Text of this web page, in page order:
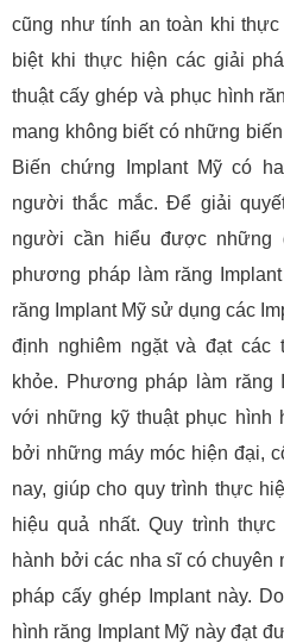
cũng như tính an toàn khi
biệt khi thực hiện các giải
thuật cấy ghép và phục hình
mang không biết có những
Biến chứng Implant Mỹ có
người thắc mắc. Để giải
người cần hiểu được những
phương pháp làm răng
răng Implant Mỹ sử dụng các
định nghiêm ngặt và đạt các
khỏe. Phương pháp làm
với những kỹ thuật phục hình
bởi những máy móc hiện đại,
nay, giúp cho quy trình thực
hiệu quả nhất. Quy trình
hành bởi các nha sĩ có
pháp cấy ghép Implant này.
hình răng Implant Mỹ này đạt